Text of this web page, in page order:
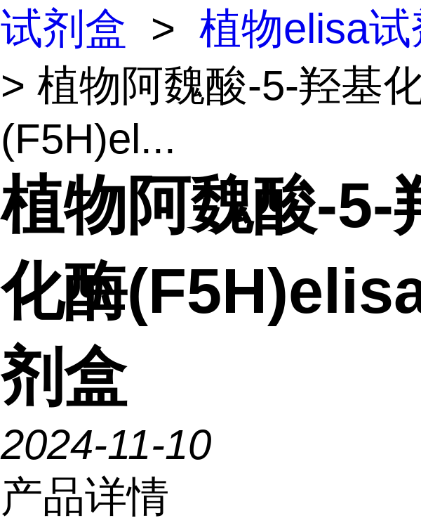
试剂盒 > 植物elisa
> 植物阿魏酸-5-羟基
(F5H)el...
植物阿魏酸-5-
化酶
剂盒
2024-11-10
产品详情